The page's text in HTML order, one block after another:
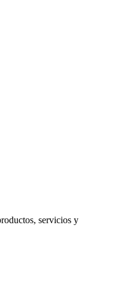
servicios y